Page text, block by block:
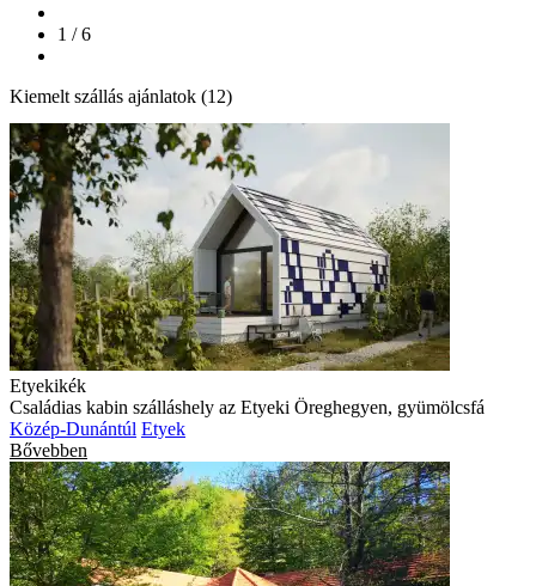
1 / 6
Kiemelt szállás ajánlatok (12)
Etyekikék
Családias kabin szálláshely az Etyeki Öreghegyen, gyümölcsfá
Közép-Dunántúl Etyek
Bővebben